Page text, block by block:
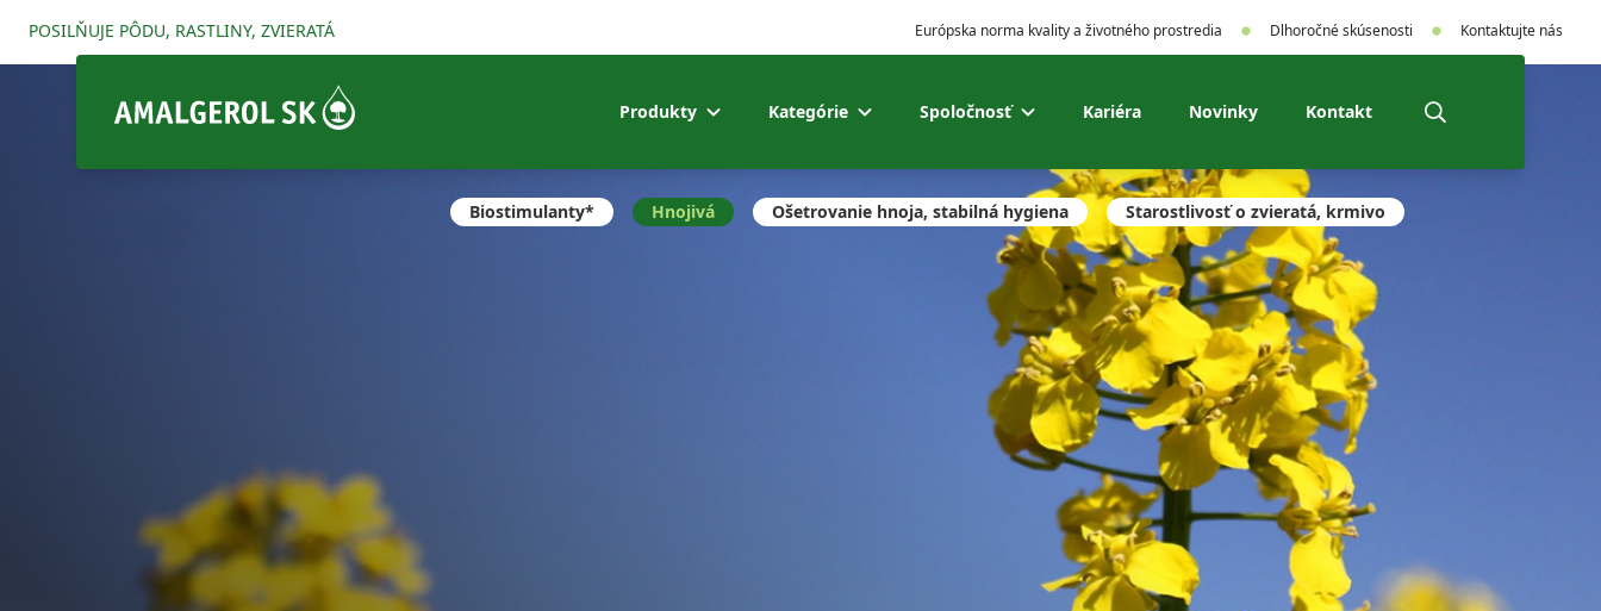
Produkty Kategórie Spoločnosť Kariéra Novinky Kontakt
POSILŇUJE PÔDU, RASTLINY, ZVIERATÁ Európska norma kvality a životného prostredia Dlhoročné skúsenosti Kontaktujte nás
Biostimulanty* Hnojivá Ošetrovanie hnoja, stabilná hygiena Starostlivosť o zvieratá, krmivo